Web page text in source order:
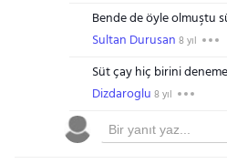
Bende de öyle olmuştu
Sultan Durusan 8 yıl
Süt çay hiç birini
Dizdaroglu 8 yıl